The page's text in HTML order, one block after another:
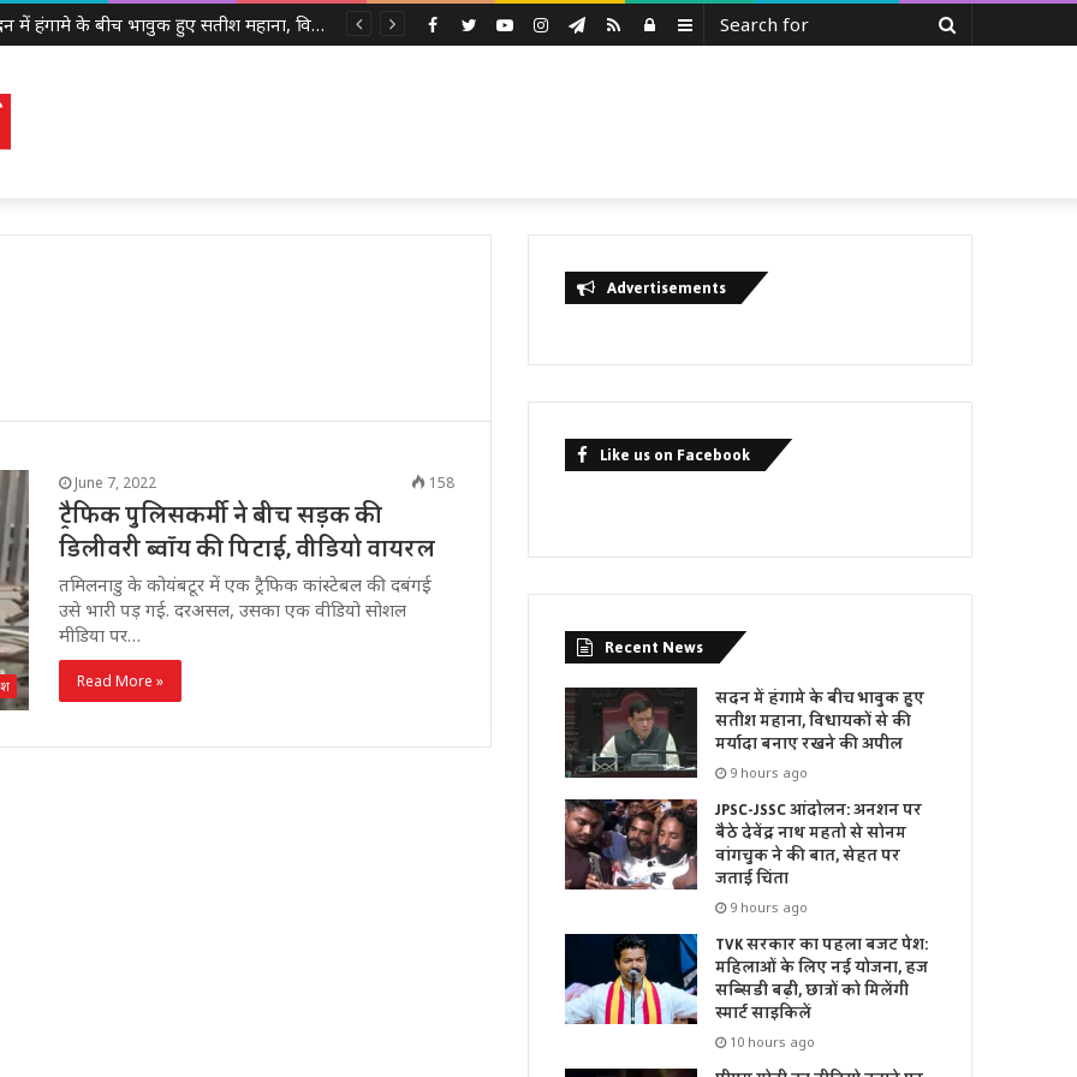
सदन में हंगामे के बीच भावुक हुए सतीश महाना, विधायकों से की मर्यादा बनाए रखने की अपील Sidebar
Log
RSS
Telegram
Instagram
YouTube
Twitter
Facebook
June 7, 2022 158
ट्रैफिक पुलिसकर्मी ने बीच सड़क की
डिलीवरी ब्वॉय की पिटाई, वीडियो वायरल
तमिलनाडु के कोयंबटूर में एक ट्रैफिक कांस्टेबल की दबंगई
उसे भारी पड़ गई. दरअसल, उसका एक वीडियो सोशल
मीडिया पर…
Read More »
Advertisements
Like us on Facebook
Recent News
सदन में हंगामे के बीच भावुक हुए
सतीश महाना, विधायकों से की
मर्यादा बनाए रखने की अपील
9 hours ago
JPSC-JSSC आंदोलन: अनशन पर
बैठे देवेंद्र नाथ महतो से सोनम
वांगचुक ने की बात, सेहत पर
जताई चिंता
9 hours ago
TVK सरकार का पहला बजट पेश:
महिलाओं के लिए नई योजना, हज
सब्सिडी बढ़ी, छात्रों को मिलेंगी
स्मार्ट साइकिलें
10 hours ago